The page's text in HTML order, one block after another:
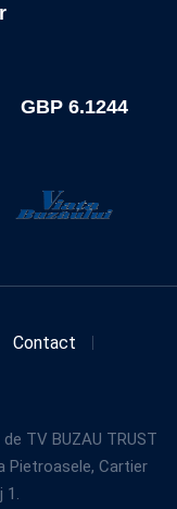
GBP 6.1244
Contact
TV BUZAU TRUST
Pietroasele, Cartier
1.